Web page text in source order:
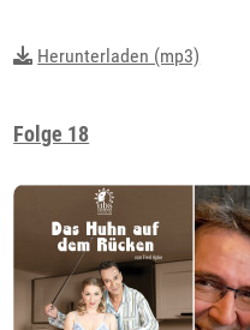
Herunterladen (mp3)
Folge 18